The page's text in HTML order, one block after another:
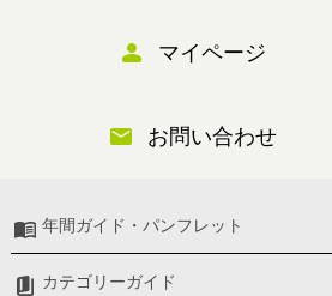
マイページ
お問い合わせ
年間ガイド・パンフレット
カテゴリーガイド
ミナー【全５
～勝ち残りをかけたリーダーの
開催日（東京会場）